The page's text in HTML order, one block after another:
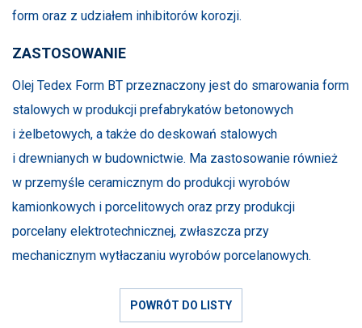
form oraz z udziałem inhibitorów korozji.
ZASTOSOWANIE
Olej Tedex Form BT przeznaczony jest do smarowania form
stalowych w produkcji prefabrykatów betonowych
i żelbetowych, a także do deskowań stalowych
i drewnianych w budownictwie. Ma zastosowanie również
w przemyśle ceramicznym do produkcji wyrobów
kamionkowych i porcelitowych oraz przy produkcji
porcelany elektrotechnicznej, zwłaszcza przy
mechanicznym wytłaczaniu wyrobów porcelanowych.
POWRÓT DO LISTY